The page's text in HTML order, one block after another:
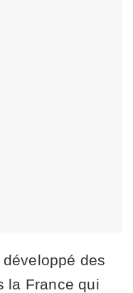
développé des
la France qui